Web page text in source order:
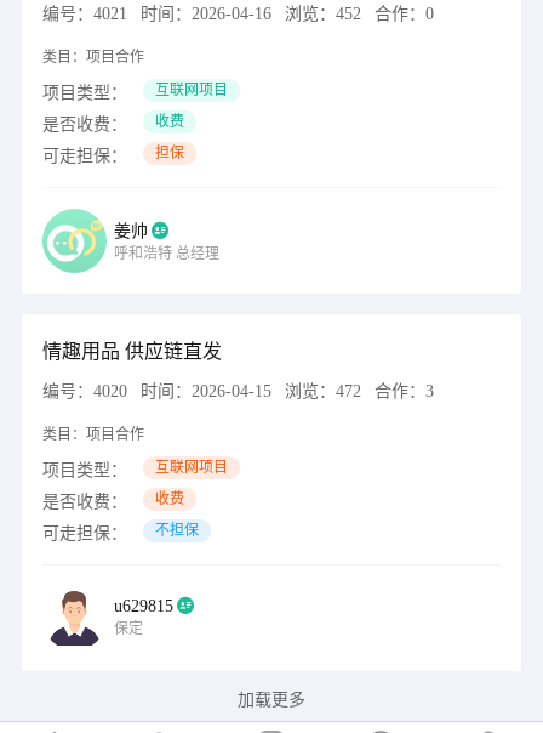
编号： 4021 时间： 2026-04-16 浏览： 452 合作： 0
类目： 项目合作
项目类型： 互联网项目
是否收费： 收费
可走担保： 担保
姜帅
呼和浩特 总经理
情趣用品 供应链直发
编号： 4020 时间： 2026-04-15 浏览： 472 合作： 3
类目： 项目合作
项目类型： 互联网项目
是否收费： 收费
可走担保： 不担保
u629815
保定
加载更多